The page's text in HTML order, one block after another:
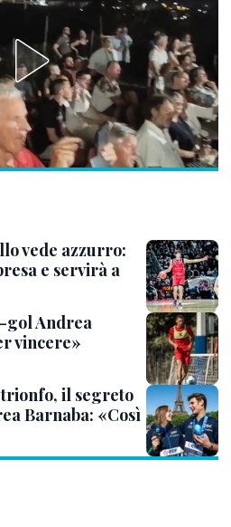
vede azzurro:
e servirà a
gol Andrea
vincere»
il segreto
Barnaba: «Così